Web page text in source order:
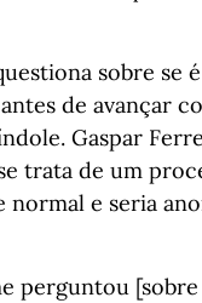
sobre se
de avançar
Gaspar
trata de um
normal e seria
perguntou